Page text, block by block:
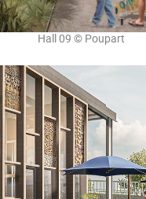
Hall 09 © Poupart